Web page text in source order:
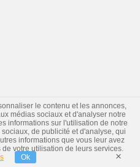
le contenu et les annonces,
médias sociaux et d'analyser notre
informations sur l'utilisation de notre
de publicité et d'analyse, qui
informations que vous leur avez
votre utilisation de leurs services.
Ok ×